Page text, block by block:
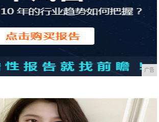
广告